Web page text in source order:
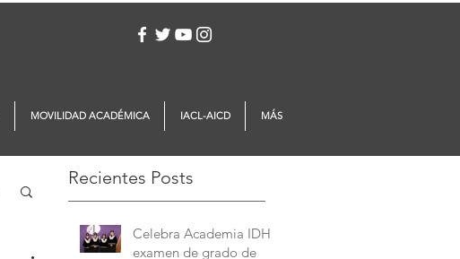
Recientes Posts
Celebra Academia IDH
examen de grado de
MOVILIDAD ACADÉMICA IACL-AICD MÁS